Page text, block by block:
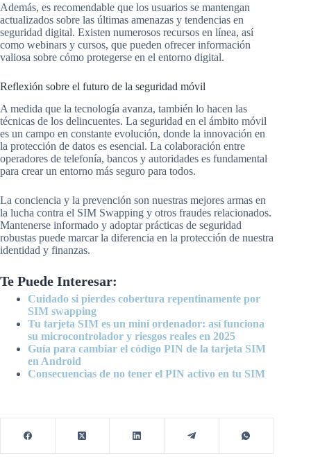
Además, es recomendable que los usuarios se mantengan
actualizados sobre las últimas amenazas y tendencias en
seguridad digital. Existen numerosos recursos en línea, así
como webinars y cursos, que pueden ofrecer información
valiosa sobre cómo protegerse en el entorno digital.
Reflexión sobre el futuro de la seguridad móvil
A medida que la tecnología avanza, también lo hacen las
técnicas de los delincuentes. La seguridad en el ámbito móvil
es un campo en constante evolución, donde la innovación en
la protección de datos es esencial. La colaboración entre
operadores de telefonía, bancos y autoridades es fundamental
para crear un entorno más seguro para todos.
La conciencia y la prevención son nuestras mejores armas en
la lucha contra el SIM Swapping y otros fraudes relacionados.
Mantenerse informado y adoptar prácticas de seguridad
robustas puede marcar la diferencia en la protección de nuestra
identidad y finanzas.
Te Puede Interesar:
Cuidado si pierdes cobertura repentinamente por
SIM swapping
Tu tarjeta SIM es un mini ordenador: así funciona
su microcontrolador y riesgos reales en 2025
Guía para cambiar el código PIN de la tarjeta SIM
en Android
Consecuencias de no tener el PIN activo en tu SIM